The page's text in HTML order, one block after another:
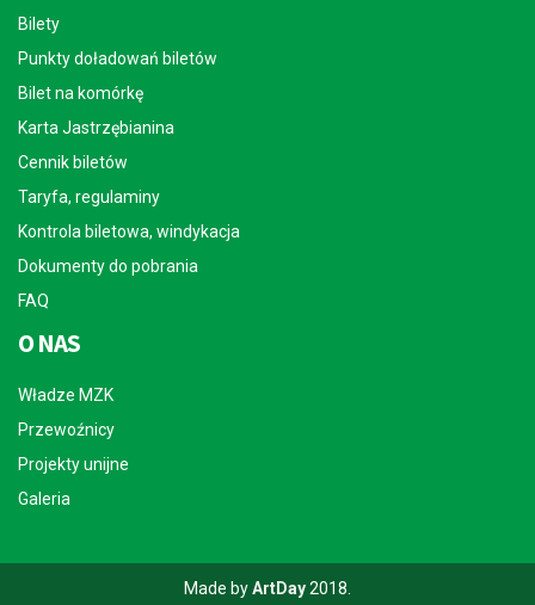
Bilety
Punkty doładowań biletów
Bilet na komórkę
Karta Jastrzębianina
Cennik biletów
Taryfa, regulaminy
Kontrola biletowa, windykacja
Dokumenty do pobrania
FAQ
O NAS
Władze MZK
Przewoźnicy
Projekty unijne
Galeria
Made byArtDay2018.